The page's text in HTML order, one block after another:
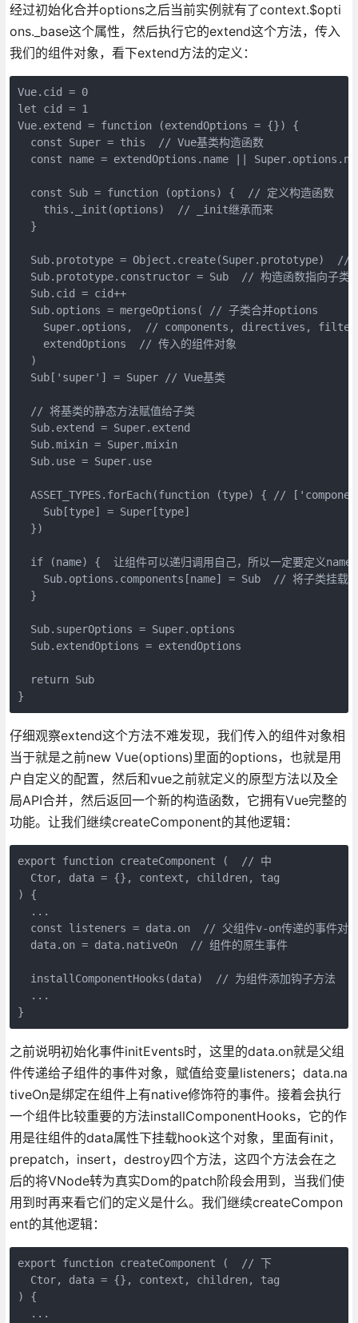
经过初始化合并options之后当前实例就有了context.$opti
ons._base这个属性，然后执行它的extend这个方法，传入
我们的组件对象，看下extend方法的定义：
Vue.cid = 0
let cid = 1
Vue.extend = function (extendOptions = {}) {
  const Super = this  // Vue基类构造函数
const name = extendOptions.name ||
  const Sub = function (options) {  // 定义构造函数
    this._init(options)  // _init继承而来
  }
Sub.prototype = Object.create(Super.prototype)  //
  Sub.prototype.constructor = Sub  // 构造函数指向子类
  Sub.cid = cid++
  Sub.options = mergeOptions( // 子类合并options
Super.options,  // components, directives,
    extendOptions  // 传入的组件对象
  )
  Sub['super'] = Super // Vue基类
  // 将基类的静态方法赋值给子类
  Sub.extend = Super.extend
  Sub.mixin = Super.mixin
  Sub.use = Super.use
ASSET_TYPES.forEach(function (type) { //
    Sub[type] = Super[type]
  })
if (name) {  让组件可以递归调用自己，所以一定要定义name
Sub.options.components[name] = Sub  // 将子类挂载
  }
  Sub.superOptions = Super.options
  Sub.extendOptions = extendOptions
  return Sub
仔细观察extend这个方法不难发现，我们传入的组件对象相
当于就是之前new Vue(options)里面的options，也就是用
户自定义的配置，然后和vue之前就定义的原型方法以及全
局API合并，然后返回一个新的构造函数，它拥有Vue完整的
功能。让我们继续createComponent的其他逻辑：
export function createComponent (  // 中
  Ctor, data = {}, context, children, tag
) {
  ...
const listeners = data.on  // 父组件v-on传递的事件对
  data.on = data.nativeOn  // 组件的原生事件
  installComponentHooks(data)  // 为组件添加钩子方法
  ...
之前说明初始化事件initEvents时，这里的data.on就是父组
件传递给子组件的事件对象，赋值给变量listeners；data.na
tiveOn是绑定在组件上有native修饰符的事件。接着会执行
一个组件比较重要的方法installComponentHooks，它的作
用是往组件的data属性下挂载hook这个对象，里面有init，
prepatch，insert，destroy四个方法，这四个方法会在之
后的将VNode转为真实Dom的patch阶段会用到，当我们使
用到时再来看它们的定义是什么。我们继续createCompon
ent的其他逻辑：
export function createComponent (  // 下
  Ctor, data = {}, context, children, tag
) {
  ...